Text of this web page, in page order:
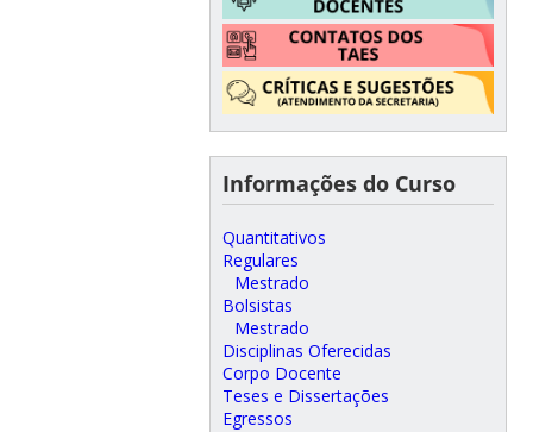
Informações do Curso
Quantitativos
Regulares
Mestrado
Bolsistas
Mestrado
Disciplinas Oferecidas
Corpo Docente
Teses e Dissertações
Egressos